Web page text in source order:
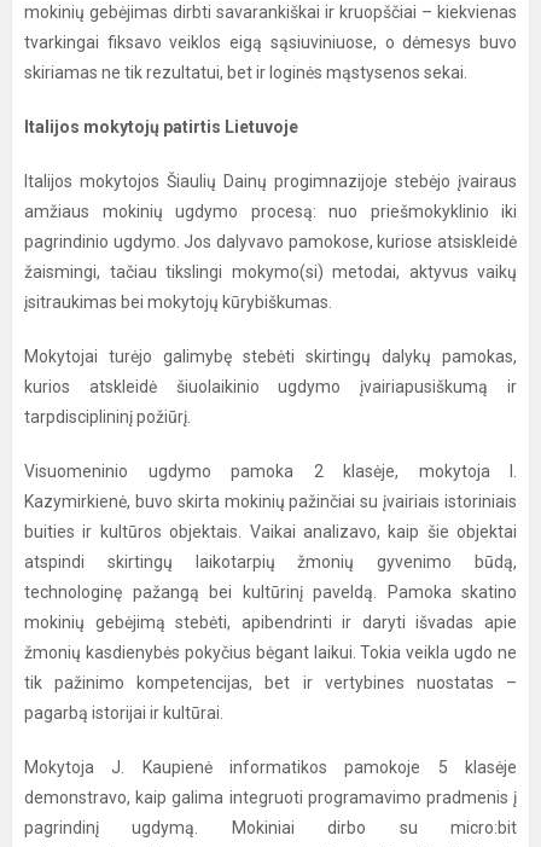
mokinių gebėjimas dirbti savarankiškai ir kruopščiai – kiekvienas
tvarkingai fiksavo veiklos eigą sąsiuviniuose, o dėmesys buvo
skiriamas ne tik rezultatui, bet ir loginės mąstysenos sekai.
Italijos mokytojų patirtis Lietuvoje
Italijos mokytojos Šiaulių Dainų progimnazijoje stebėjo įvairaus
amžiaus mokinių ugdymo procesą: nuo priešmokyklinio iki
pagrindinio ugdymo. Jos dalyvavo pamokose, kuriose atsiskleidė
žaismingi, tačiau tikslingi mokymo(si) metodai, aktyvus vaikų
įsitraukimas bei mokytojų kūrybiškumas.
Mokytojai turėjo galimybę stebėti skirtingų dalykų pamokas,
kurios atskleidė šiuolaikinio ugdymo įvairiapusiškumą ir
tarpdisciplininį požiūrį.
Visuomeninio ugdymo pamoka 2 klasėje, mokytoja I.
Kazymirkienė, buvo skirta mokinių pažinčiai su įvairiais istoriniais
buities ir kultūros objektais. Vaikai analizavo, kaip šie objektai
atspindi skirtingų laikotarpių žmonių gyvenimo būdą,
technologinę pažangą bei kultūrinį paveldą. Pamoka skatino
mokinių gebėjimą stebėti, apibendrinti ir daryti išvadas apie
žmonių kasdienybės pokyčius bėgant laikui. Tokia veikla ugdo ne
tik pažinimo kompetencijas, bet ir vertybines nuostatas –
pagarbą istorijai ir kultūrai.
Mokytoja J. Kaupienė informatikos pamokoje 5 klasėje
demonstravo, kaip galima integruoti programavimo pradmenis į
pagrindinį ugdymą. Mokiniai dirbo su micro:bit